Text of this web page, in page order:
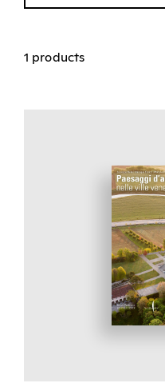
1 products